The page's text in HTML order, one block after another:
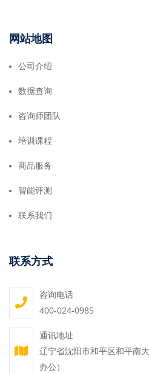
网站地图
公司介绍
数据查询
咨询师团队
培训课程
商品服务
智能评测
联系我们
联系方式
咨询电话
400-024-0985
通讯地址
辽宁省沈阳市和平区和平南
办公）